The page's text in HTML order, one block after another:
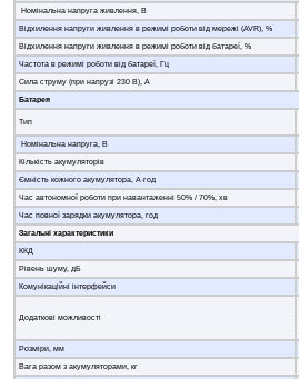
Номінальна напруга живлення, В
Відхилення напруги живлення в режимі роботи від мережі (AVR), %
Відхилення напруги живлення в режимі роботи від батареї, %
Частота в режимі роботи від батареї, Гц
Сила струму (при напрузі 230 В), А
Батарея
Тип
Номінальна напруга, В
Кількість акумуляторів
Ємність кожного акумулятора, А·год
Час автономної роботи при навантаженні 50% / 70%, хв
Час повної зарядки акумулятора, год
Загальні характеристики
ККД
Рівень шуму, дБ
Комунікаційні інтерфейси
Додаткові можливості
Розміри, мм
Вага разом з акумуляторами, кг